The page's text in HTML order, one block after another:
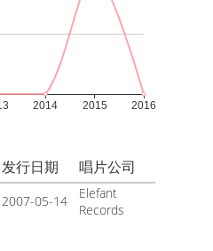
发行日期 唱片公司
2007-05-14
Elefant
Records